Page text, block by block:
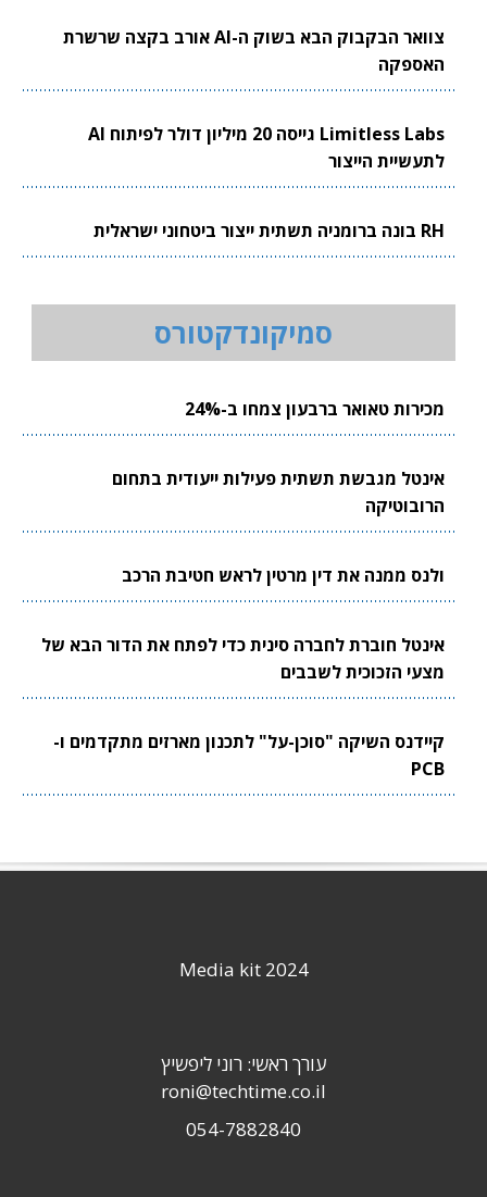
צוואר הבקבוק הבא בשוק ה-AI אורב בקצה שרשרת
האספקה
Limitless Labs גייסה 20 מיליון דולר לפיתוח AI
לתעשיית הייצור
RH בונה ברומניה תשתית ייצור ביטחוני ישראלית
סמיקונדקטורס
מכירות טאואר ברבעון צמחו ב-24%
אינטל מגבשת תשתית פעילות ייעודית בתחום
הרובוטיקה
ולנס ממנה את דין מרטין לראש חטיבת הרכב
אינטל חוברת לחברה סינית כדי לפתח את הדור הבא של
מצעי הזכוכית לשבבים
קיידנס השיקה "סוכן-על" לתכנון מארזים מתקדמים ו-
PCB
Media kit 2024
עורך ראשי: רוני ליפשיץ
roni@techtime.co.il
054-7882840